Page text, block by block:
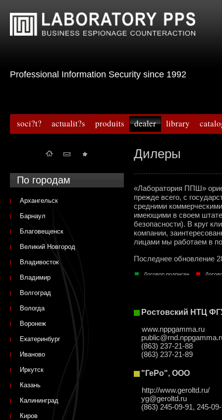
Professional Information Security since 1992
soci?t? actualit?s produits dealer library
Дилеры
«Лаборатория ППШ»
прежде всего, с
средними
имеющими в своем
безопасности). В круг
компании,
лицами мы работаем в
Последнее обновление
Ростовский НТЦ
www.nppgamma.ru
(863) 237-21-88
(863) 237-21-89
"ГеРо", ООО
http://www.geroltd.ru/
yg@geroltd.ru
(863) 245-09-91, 245-
По городам
Архангельск
Барнаул
Благовещенск
Великий Новгород
Владивосток
Владимир
Волгоград
Вологда
Воронеж
Екатеринбург
Иваново
Иркутск
Казань
Калининград
Киров